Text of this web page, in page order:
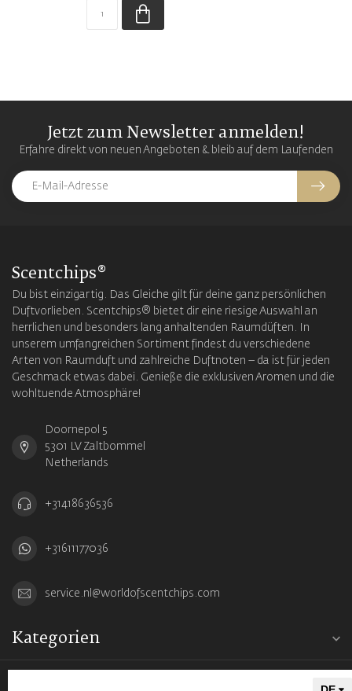
Jetzt zum Newsletter anmelden!
Erfahre direkt von neuen Angeboten & bleib auf dem Laufenden
Scentchips®
Du bist einzigartig. Das Gleiche gilt für deine ganz persönlichen
Duftvorlieben. Scentchips® bietet dir eine riesige Auswahl an
herrlichen und besonders lang anhaltenden Raumdüften. In
unserem umfangreichen Sortiment findest du verschiedene
Arten von Raumduft und zahlreiche Duftnoten – da ist für jeden
Geschmack etwas dabei. Genieße die exklusiven Aromen und die
wohltuende Atmosphäre!
Doornepol 5
5301 LV Zaltbommel
Netherlands
+31418636536
+31611177036
service.nl@worldofscentchips.com
Kategorien